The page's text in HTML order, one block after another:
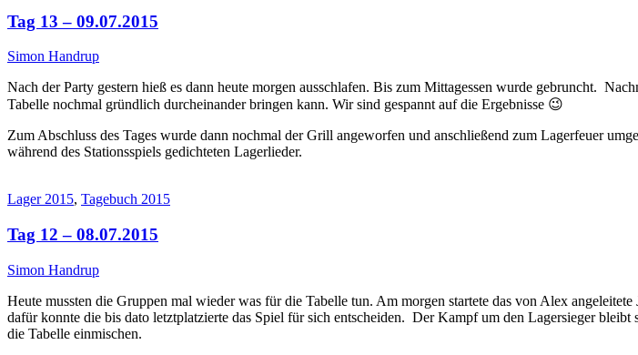
Tag 13 – 09.07.2015
Simon Handrup
Nach der Party gestern hieß es dann heute morgen ausschlafen. Bis zum Mittagessen wurde gebruncht.
Tabelle nochmal gründlich durcheinander bringen kann. Wir sind gespannt auf die Ergebnisse 😉
Zum Abschluss des Tages wurde dann nochmal der Grill angeworfen und anschließend zum Lagerfeuer
während des Stationsspiels gedichteten Lagerlieder.
Lager 2015, Tagebuch 2015
Tag 12 – 08.07.2015
Simon Handrup
Heute mussten die Gruppen mal wieder was für die Tabelle tun. Am morgen startete das von Alex
dafür konnte die bis dato letztplatzierte das Spiel für sich entscheiden. Der Kampf um den Lagersieger
die Tabelle einmischen.